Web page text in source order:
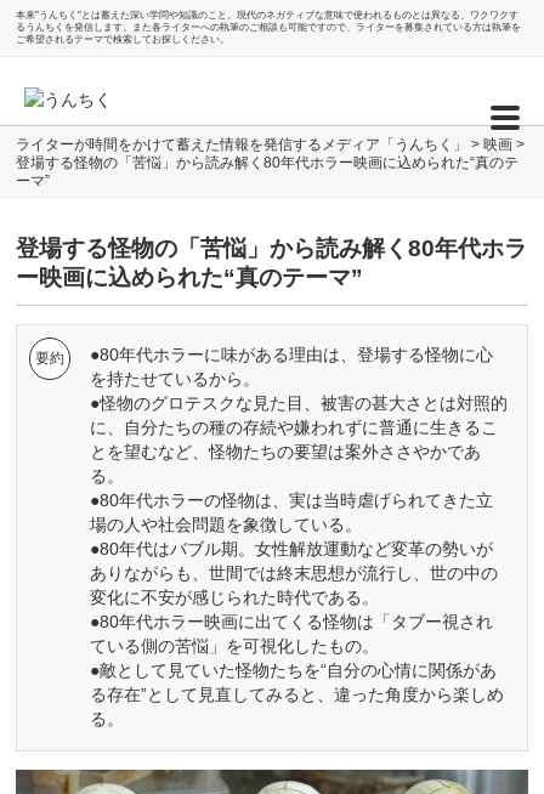
本来"うんちく"とは蓄えた深い学問や知識のこと。現代のネガティブな意味で使われるものとは異なる、ワクワクす
るうんちくを発信します。また各ライターへの執筆のご相談も可能ですので、ライターを募集されている方は執筆を
ご希望されるテーマで検索してお探しください。
ライターが時間をかけて蓄えた情報を発信するメディア「うんちく」 >映画 >
登場する怪物の「苦悩」から読み解く80年代ホラー映画に込められた“真のテ
ーマ”
登場する怪物の「苦悩」から読み解く80年代ホラ
ー映画に込められた“真のテーマ”
●80年代ホラーに味がある理由は、登場する怪物に心
を持たせているから。
●怪物のグロテスクな見た目、被害の甚大さとは対照的
に、自分たちの種の存続や嫌われずに普通に生きるこ
とを望むなど、怪物たちの要望は案外ささやかであ
る。
●80年代ホラーの怪物は、実は当時虐げられてきた立
場の人や社会問題を象徴している。
●80年代はバブル期。女性解放運動など変革の勢いが
ありながらも、世間では終末思想が流行し、世の中の
変化に不安が感じられた時代である。
●80年代ホラー映画に出てくる怪物は「タブー視され
ている側の苦悩」を可視化したもの。
●敵として見ていた怪物たちを“自分の心情に関係があ
る存在”として見直してみると、違った角度から楽しめ
る。